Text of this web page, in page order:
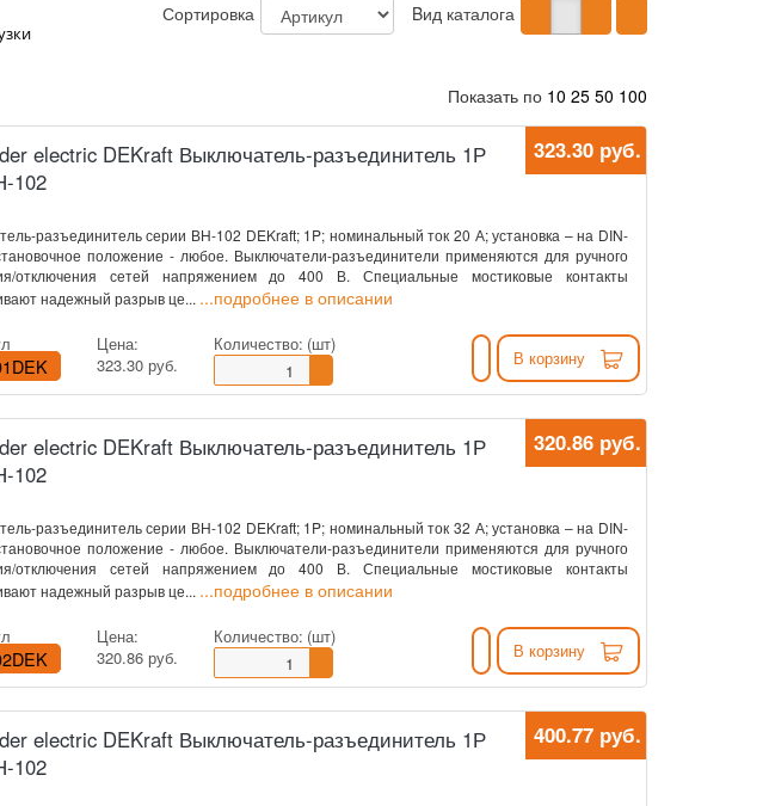
Bид каталога
Сортировка
Показать по 10 25 50 100
323.30 руб.
electric DEKraft Выключатель-разъединитель 1Р
102
разъединитель серии ВН-102 DEKraft; 1P; номинальный ток 20 А; установка – на DIN-
положение - любое. Выключатели-разъединители применяются для ручного
отключения сетей напряжением до 400 В. Специальные мостиковые контакты
надежный разрыв це... ...подробнее в описании
Цена:
323.30 руб.
Количество: (шт)
В корзину
320.86 руб.
electric DEKraft Выключатель-разъединитель 1Р
102
разъединитель серии ВН-102 DEKraft; 1P; номинальный ток 32 А; установка – на DIN-
положение - любое. Выключатели-разъединители применяются для ручного
отключения сетей напряжением до 400 В. Специальные мостиковые контакты
надежный разрыв це... ...подробнее в описании
Цена:
320.86 руб.
Количество: (шт)
В корзину
400.77 руб.
electric DEKraft Выключатель-разъединитель 1Р
102